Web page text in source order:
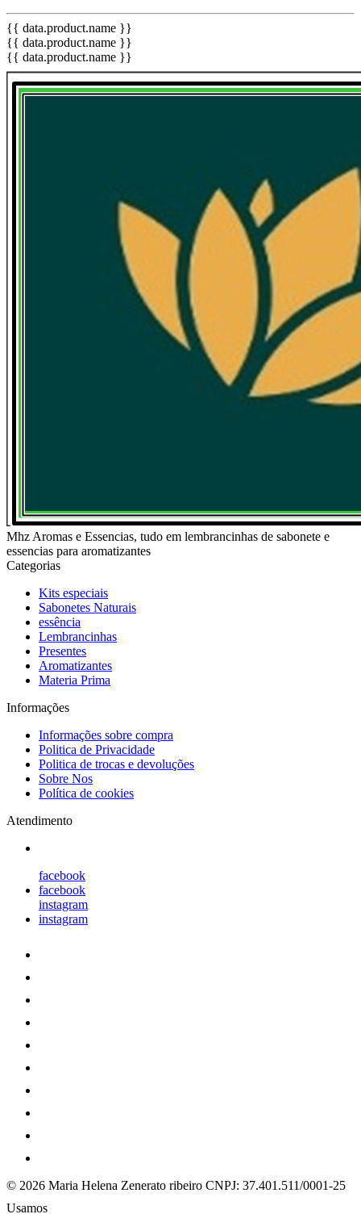
{{ data.product.name }}
{{ data.product.name }}
{{ data.product.name }}
Mhz Aromas e Essencias, tudo em lembrancinhas de sabonete e
essencias para aromatizantes
Categorias
Kits especiais
Sabonetes Naturais
essência
Lembrancinhas
Presentes
Aromatizantes
Materia Prima
Informações
Informações sobre compra
Politica de Privacidade
Politica de trocas e devoluções
Sobre Nos
Política de cookies
Atendimento
facebook
facebook
instagram
instagram
© 2026 Maria Helena Zenerato ribeiro CNPJ: 37.401.511/0001-25
Usamos